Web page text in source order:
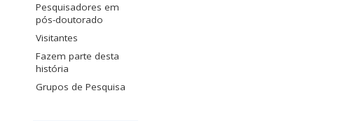
Pesquisadores em
pós-doutorado
Visitantes
Fazem parte desta
história
Grupos de Pesquisa